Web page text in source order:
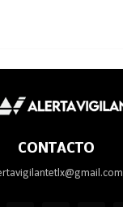
CONTACTO